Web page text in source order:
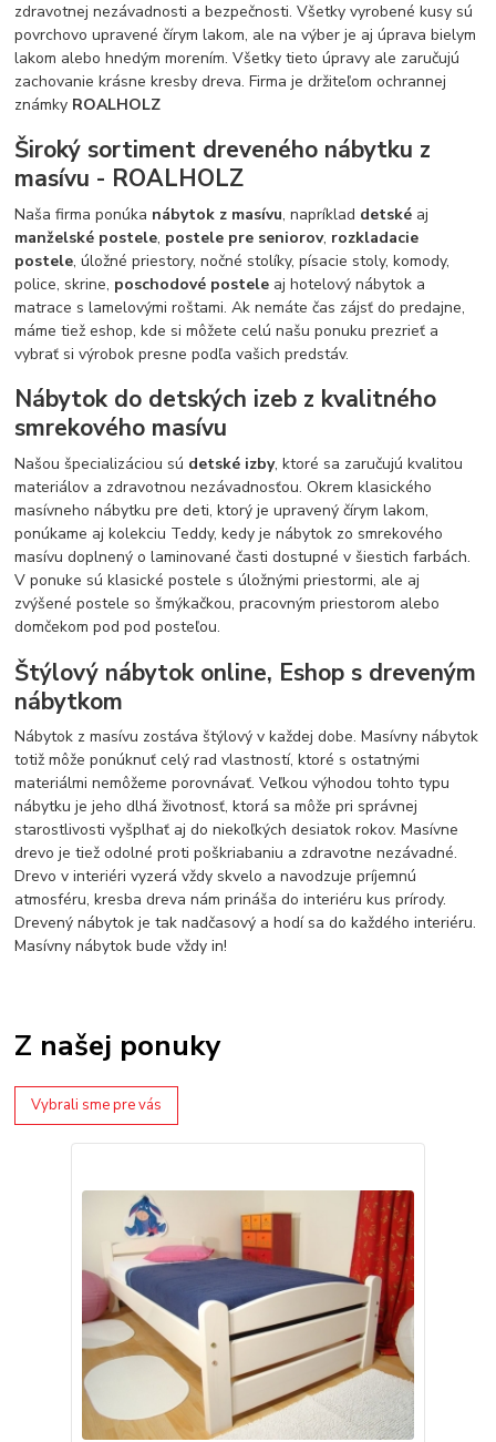
zdravotnej nezávadnosti a bezpečnosti. Všetky vyrobené kusy sú
povrchovo upravené čírym lakom, ale na výber je aj úprava bielym
lakom alebo hnedým morením. Všetky tieto úpravy ale zaručujú
zachovanie krásne kresby dreva. Firma je držiteľom ochrannej
známky ROALHOLZ
Široký sortiment dreveného nábytku z
masívu - ROALHOLZ
Naša firma ponúka nábytok z masívu, napríklad detské aj
manželské postele, postele pre seniorov, rozkladacie
postele, úložné priestory, nočné stolíky, písacie stoly, komody,
police, skrine, poschodové postele aj hotelový nábytok a
matrace s lamelovými roštami. Ak nemáte čas zájsť do predajne,
máme tiež eshop, kde si môžete celú našu ponuku prezrieť a
vybrať si výrobok presne podľa vašich predstáv.
Nábytok do detských izeb z kvalitného
smrekového masívu
Našou špecializáciou sú detské izby, ktoré sa zaručujú kvalitou
materiálov a zdravotnou nezávadnosťou. Okrem klasického
masívneho nábytku pre deti, ktorý je upravený čírym lakom,
ponúkame aj kolekciu Teddy, kedy je nábytok zo smrekového
masívu doplnený o laminované časti dostupné v šiestich farbách.
V ponuke sú klasické postele s úložnými priestormi, ale aj
zvýšené postele so šmýkačkou, pracovným priestorom alebo
domčekom pod pod posteľou.
Štýlový nábytok online, Eshop s dreveným
nábytkom
Nábytok z masívu zostáva štýlový v každej dobe. Masívny nábytok
totiž môže ponúknuť celý rad vlastností, ktoré s ostatnými
materiálmi nemôžeme porovnávať. Veľkou výhodou tohto typu
nábytku je jeho dlhá životnosť, ktorá sa môže pri správnej
starostlivosti vyšplhať aj do niekoľkých desiatok rokov. Masívne
drevo je tiež odolné proti poškriabaniu a zdravotne nezávadné.
Drevo v interiéri vyzerá vždy skvelo a navodzuje príjemnú
atmosféru, kresba dreva nám prináša do interiéru kus prírody.
Drevený nábytok je tak nadčasový a hodí sa do každého interiéru.
Masívny nábytok bude vždy in!
Z našej ponuky
Vybrali sme pre vás